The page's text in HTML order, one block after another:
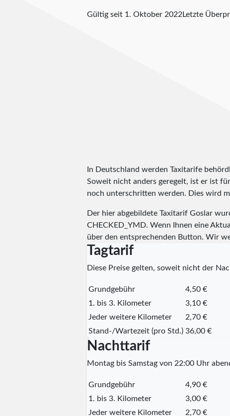
Gültig seit 1. Oktober 2022 Letzte
In Deutschland werden Taxitarife
Soweit nicht anders geregelt, ist er ist
noch unterschritten werden. Dies wird
Der hier abgebildete Taxitarif Goslar
CHECKED_YMD. Wenn Ihnen eine
über den entsprechenden Button. Wir
Tagtarif
Diese Preise gelten, soweit nicht der
Grundgebühr
4,50 €
1. bis 3. Kilometer
3,10 €
Jeder weitere Kilometer
2,70 €
Stand-/Wartezeit (pro Std.) 36,00 €
Nachttarif
Montag bis Samstag von 22:00 Uhr
Grundgebühr
4,90 €
1. bis 3. Kilometer
3,00 €
Jeder weitere Kilometer
2,70 €